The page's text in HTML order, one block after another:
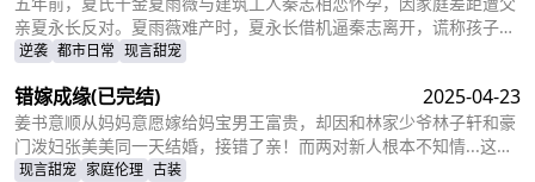
亲夏永长反对。夏雨薇难产时，夏永长借机逼秦志离开，谎称孩子夭
折，实则把孩子小蝶交给秦志。秦志工地事故后失智，父女拾荒为
骗。小蝶为救父接近她，她凭借护身符和鸡汤味道发现真相。夏永长
与江正阳阻挠，夏雨薇救下父女，秦志苏醒，一家团圆，夏永长悔
悟，夏雨薇继承家业，与秦志重归于好。
逆袭 都市日常 现言甜宠
错嫁成缘(已完结) 2025-04-23
姜书意顺从妈妈意愿嫁给妈宝男王富贵，却因和林家少爷林子轩和豪
门泼妇张美美同一天结婚，接错了亲！而两对新人根本不知情...这场
洞错房的闹剧会如何收场？
现言甜宠 家庭伦理 古装